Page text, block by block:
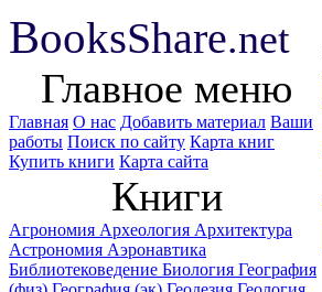
BooksShare.net
Главное меню
Главная О нас Добавить материал Ваши
работы Поиск по сайту Карта книг
Купить книги Карта сайта
Книги
Агрономия Археология Архитектура
Астрономия Аэронавтика
Библиотековедение Биология География